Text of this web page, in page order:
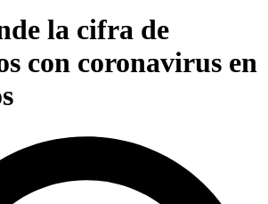
la cifra de
con coronavirus en